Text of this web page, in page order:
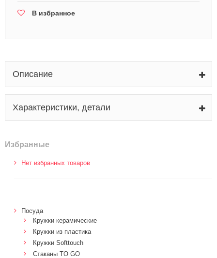
В избранное
Описание
Характеристики, детали
Избранные
Нет избранных товаров
Посуда
Кружки керамические
Кружки из пластика
Кружки Softtouch
Стаканы TO GO